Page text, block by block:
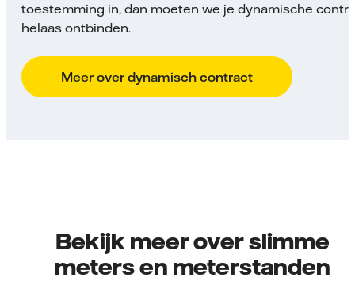
toestemming in, dan moeten we je dynamische
helaas ontbinden.
Meer over dynamisch contract
Bekijk meer over slimme
meters en meterstanden